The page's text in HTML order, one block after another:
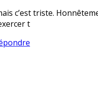
c’est triste.
t